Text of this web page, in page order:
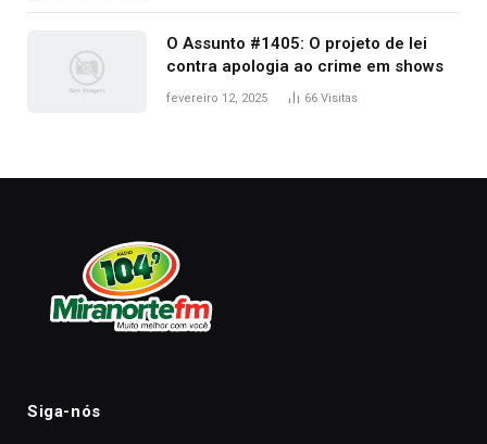
O Assunto #1405: O projeto de lei
contra apologia ao crime em shows
fevereiro 12, 2025 66 Visitas
Siga-nós